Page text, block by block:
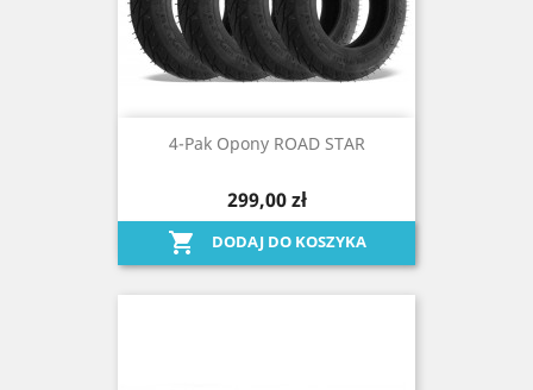
4-Pak Opony ROAD STAR
299,00 zł
 DODAJ DO KOSZYKA